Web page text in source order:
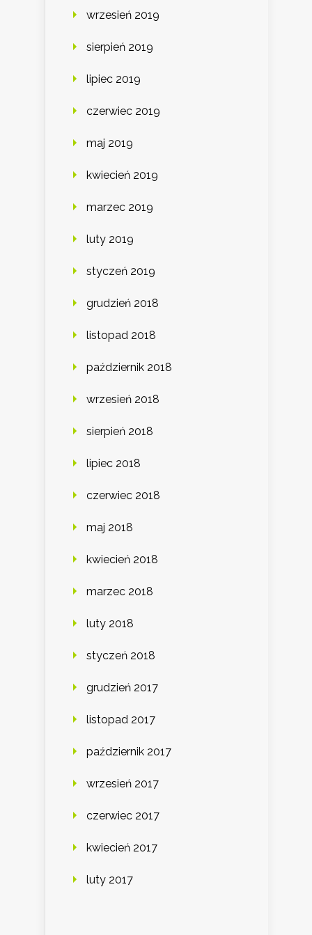
wrzesień 2019
sierpień 2019
lipiec 2019
czerwiec 2019
maj 2019
kwiecień 2019
marzec 2019
luty 2019
styczeń 2019
grudzień 2018
listopad 2018
październik 2018
wrzesień 2018
sierpień 2018
lipiec 2018
czerwiec 2018
maj 2018
kwiecień 2018
marzec 2018
luty 2018
styczeń 2018
grudzień 2017
listopad 2017
październik 2017
wrzesień 2017
czerwiec 2017
kwiecień 2017
luty 2017